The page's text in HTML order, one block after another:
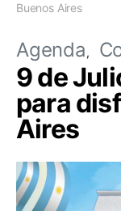
Buenos Aires
Agenda
9 de
para
Aires